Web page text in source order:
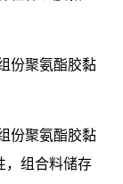
份聚氨酯胶黏
份聚氨酯胶黏
，组合料储存